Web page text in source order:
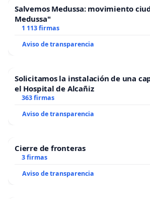
Salvemos Medussa: movimiento
Medussa"
1 113 firmas
Aviso de transparencia
Solicitamos la instalación de una
el Hospital de Alcañiz
363 firmas
Aviso de transparencia
Cierre de fronteras
3 firmas
Aviso de transparencia